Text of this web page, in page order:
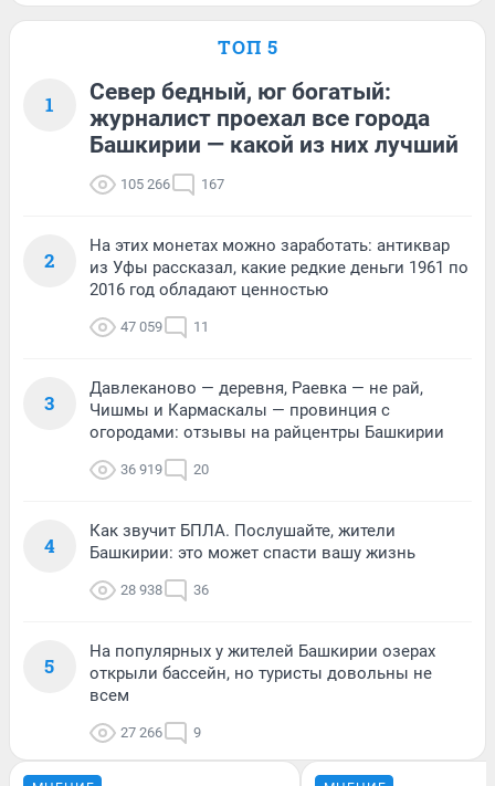
ТОП 5
1
Север бедный, юг богатый:
журналист проехал все города
Башкирии — какой из них лучший
105 266 167
2
На этих монетах можно заработать: антиквар
из Уфы рассказал, какие редкие деньги 1961 по
2016 год обладают ценностью
47 059 11
3
Давлеканово — деревня, Раевка — не рай,
Чишмы и Кармаскалы — провинция с
огородами: отзывы на райцентры Башкирии
36 919 20
4
Как звучит БПЛА. Послушайте, жители
Башкирии: это может спасти вашу жизнь
28 938 36
5
На популярных у жителей Башкирии озерах
открыли бассейн, но туристы довольны не
всем
27 266 9